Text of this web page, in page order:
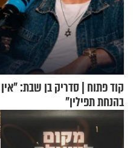
קוד פתוח | סדריק בן שבת:
בהנחת תפילין"